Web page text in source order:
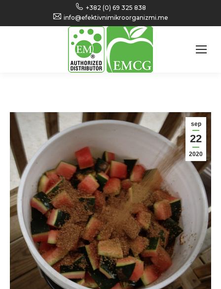
+382 (0) 69 325 838
info@efektivnimikroorganizmi.me
sep
22
2020